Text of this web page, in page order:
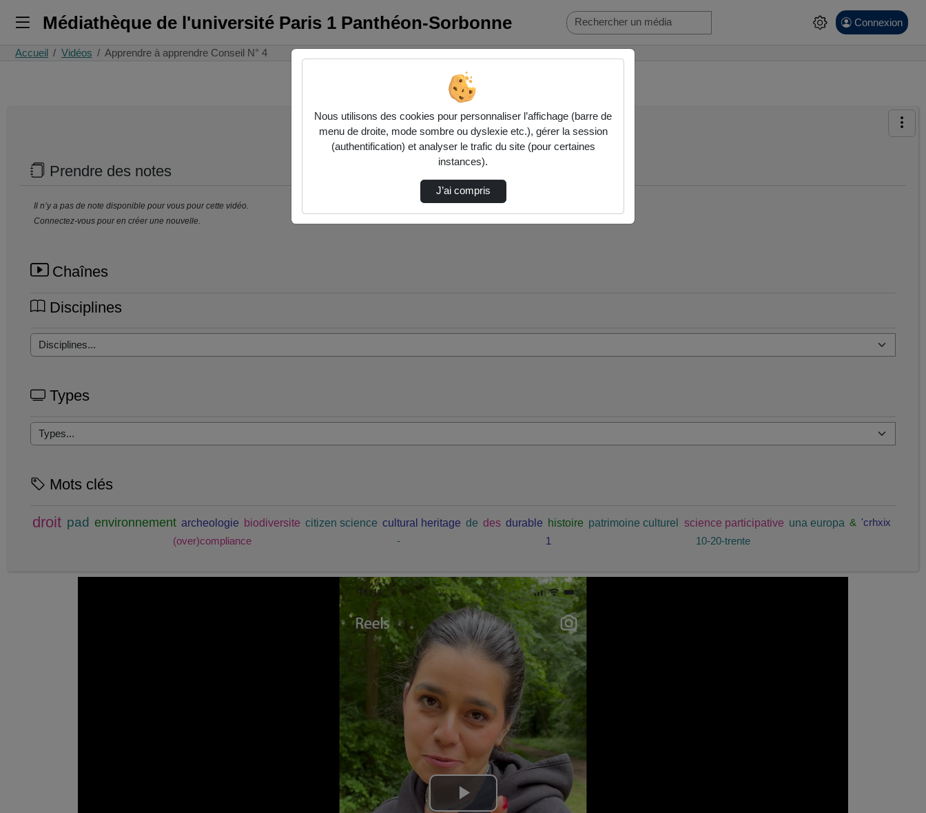
Médiathèque de l'université Paris 1 Panthéon-Sorbonne Connexion
Accueil Vidéos Apprendre à apprendre Conseil N° 4
Prendre des notes
Il n’y a pas de note disponible pour vous pour cette vidéo.
Connectez-vous pour en créer une nouvelle.
Chaînes
Disciplines
Types
Mots clés
droit pad environnement archeologie biodiversite citizen science cultural heritage de des durable histoire patrimoine culturel science participative una europa & 'crhxix
(over)compliance
- 1 10-20-trente
Nous utilisons des cookies pour personnaliser l’affichage (barre de
menu de droite, mode sombre ou dyslexie etc.), gérer la session
(authentification) et analyser le trafic du site (pour certaines
instances).
J’ai compris